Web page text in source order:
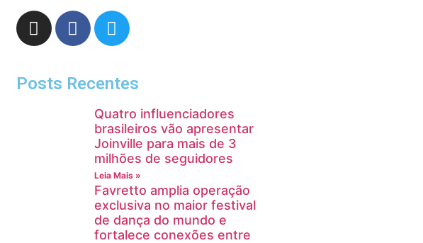
Posts Recentes
Quatro influenciadores
brasileiros vão apresentar
Joinville para mais de 3
milhões de seguidores
Leia Mais »
Favretto amplia operação
exclusiva no maior festival
de dança do mundo e
fortalece conexões entre